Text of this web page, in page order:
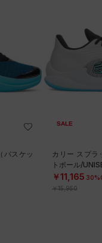
バスケッ
SALE
カリー スプラ
トボール/
￥11,165
￥15,950